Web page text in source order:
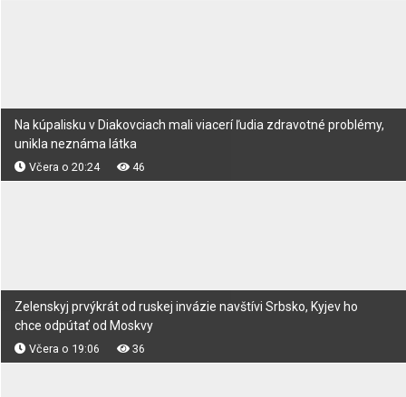
Na kúpalisku v Diakovciach mali viacerí ľudia zdravotné problémy,
unikla neznáma látka
Včera o 20:24 46
Zelenskyj prvýkrát od ruskej invázie navštívi Srbsko, Kyjev ho
chce odpútať od Moskvy
Včera o 19:06 36